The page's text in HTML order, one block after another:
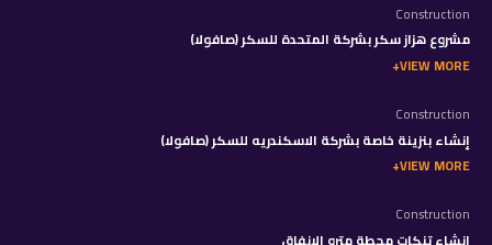
Construction
مشروع هزاز سكر بشركة المتحدة للسكر (صافولا)
VIEW MORE
Construction
إنشاء بنزينة خاصة بشركة الاسكندريه للسكر (صافولا)
VIEW MORE
Construction